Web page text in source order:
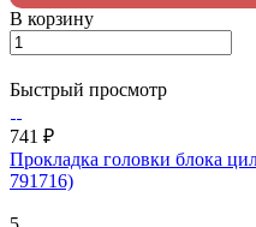
В корзину
Быстрый просмотр
741 ₽
Прокладка головки блока
791716)